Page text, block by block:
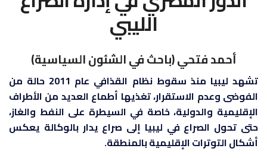
الليبي
أحمد فتحي (باحث في الشئون السياسية)
تشهد ليبيا منذ سقوط نظام القذافي عام 2011 حالة من
الفوضى وعدم الاستقرار، تغذيها أطماع العديد من الأطراف
الإقليمية والدولية، خاصة في السيطرة على النفط والغاز،
حتى تحول الصراع في ليبيا إلى صراع يدار بالوكالة يعكس
أشكال التوترات الإقليمية بالمنطقة.